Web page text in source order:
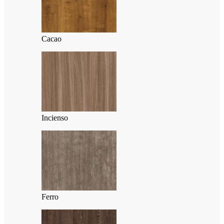
Cacao
Incienso
Ferro